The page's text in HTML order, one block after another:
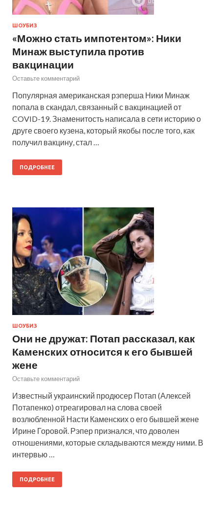
ШОУБИЗ
«Можно стать импотентом»: Ники
Минаж выступила против
вакцинации
Оставьте комментарий
Популярная американская рэперша Ники Минаж
попала в скандал, связанный с вакцинацией от
COVID-19. Знаменитость написала в сети историю о
друге своего кузена, который якобы после того, как
получил вакцину, стал …
ПОДРОБНЕЕ
ШОУБИЗ
Они не дружат: Потап рассказал, как
Каменских относится к его бывшей
жене
Оставьте комментарий
Известный украинский продюсер Потап (Алексей
Потапенко) отреагировал на слова своей
возлюбленной Насти Каменских о его бывшей жене
Ирине Горовой. Рэпер признался, что доволен
отношениями, которые складываются между ними. В
интервью …
ПОДРОБНЕЕ